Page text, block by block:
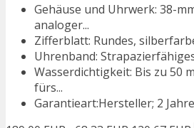
Gehäuse und Uhrwerk: 38-
analoger...
Zifferblatt: Rundes,
Uhrenband:
Wasserdichtigkeit: Bis zu 50
fürs...
Garantieart:Hersteller; 2